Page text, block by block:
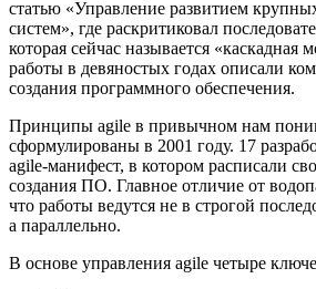
статью «Управление развитием
систем», где раскритиковал
которая сейчас называется «каскадная
работы в девяностых годах описали
создания программного обеспечения.
Принципы agile в привычном нам
сформулированы в 2001 году. 17
agile-манифест, в котором расписали
создания ПО. Главное отличие от
что работы ведутся не в строгой
а параллельно.
В основе управления agile четыре